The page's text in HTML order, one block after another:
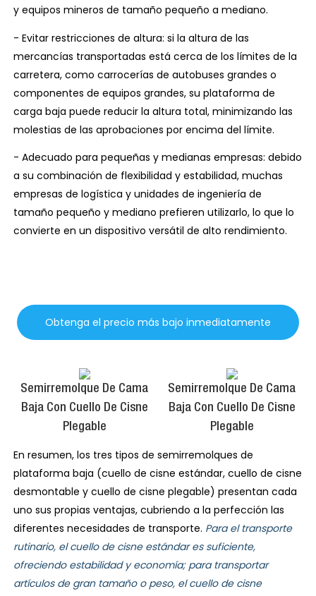
y equipos mineros de tamaño pequeño a mediano.
- Evitar restricciones de altura: si la altura de las
mercancías transportadas está cerca de los límites de la
carretera, como carrocerías de autobuses grandes o
componentes de equipos grandes, su plataforma de
carga baja puede reducir la altura total, minimizando las
molestias de las aprobaciones por encima del límite.
- Adecuado para pequeñas y medianas empresas: debido
a su combinación de flexibilidad y estabilidad, muchas
empresas de logística y unidades de ingeniería de
tamaño pequeño y mediano prefieren utilizarlo, lo que lo
convierte en un dispositivo versátil de alto rendimiento.
Obtenga el precio más bajo inmediatamente
Semirremolque De Cama
Baja Con Cuello De Cisne
Plegable
Semirremolque De Cama
Baja Con Cuello De Cisne
Plegable
En resumen, los tres tipos de semirremolques de
plataforma baja (cuello de cisne estándar, cuello de cisne
desmontable y cuello de cisne plegable) presentan cada
uno sus propias ventajas, cubriendo a la perfección las
diferentes necesidades de transporte. Para el transporte
rutinario, el cuello de cisne estándar es suficiente,
ofreciendo estabilidad y economía; para transportar
artículos de gran tamaño o peso, el cuello de cisne